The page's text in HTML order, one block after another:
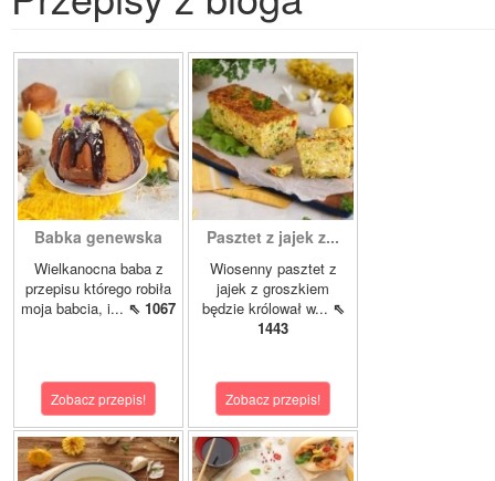
Babka genewska
Wielkanocna baba z
przepisu którego robiła
moja babcia, i... ⇖ 1067
Zobacz przepis!
Pasztet z jajek z...
Wiosenny pasztet z
jajek z groszkiem
będzie królował w... ⇖
1443
Zobacz przepis!